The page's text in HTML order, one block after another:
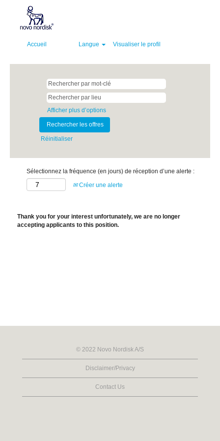
Accueil Langue Visualiser le profil
Afficher plus d’options
Réinitialiser
Sélectionnez la fréquence (en jours) de réception d’une alerte :
Créer une alerte
Thank you for your interest unfortunately, we are no longer
accepting applicants to this position.
© 2022 Novo Nordisk A/S
Disclaimer/Privacy
Contact Us